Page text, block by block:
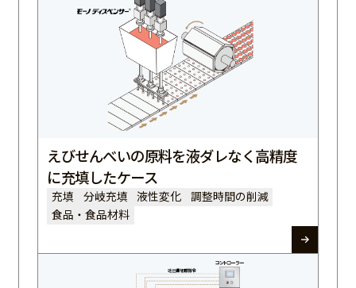
えびせんべいの原料を液ダレなく高精度
に充填したケース
充填 分岐充填 液性変化
調整時間の削減
食品・食品材料